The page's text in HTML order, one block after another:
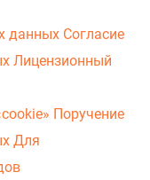
данных Согласие
Лицензионный
Поручение
Для